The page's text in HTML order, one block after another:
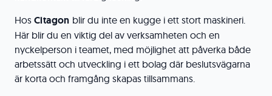
Hos Citagon blir du inte en kugge i ett stort maskineri.
Här blir du en viktig del av verksamheten och en
nyckelperson i teamet, med möjlighet att påverka både
arbetssätt och utveckling i ett bolag där beslutsvägarna
är korta och framgång skapas tillsammans.